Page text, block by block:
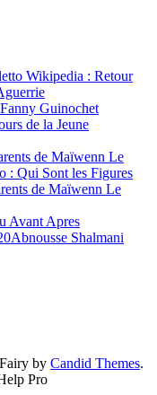
Wikipedia : Retour
Fanny Guinochet
de la Jeune
de Maïwenn Le
: Qui Sont les Figures
de Maïwenn Le
Avant Apres
Abnousse Shalmani
by Candid Themes.